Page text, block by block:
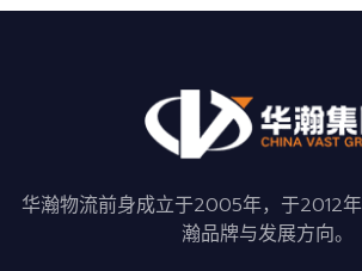
华瀚物流前身成立于2005年，于2012
瀚品牌与发展方向。